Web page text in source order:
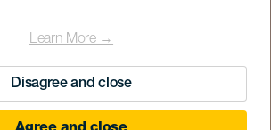
Learn More →
Disagree and close